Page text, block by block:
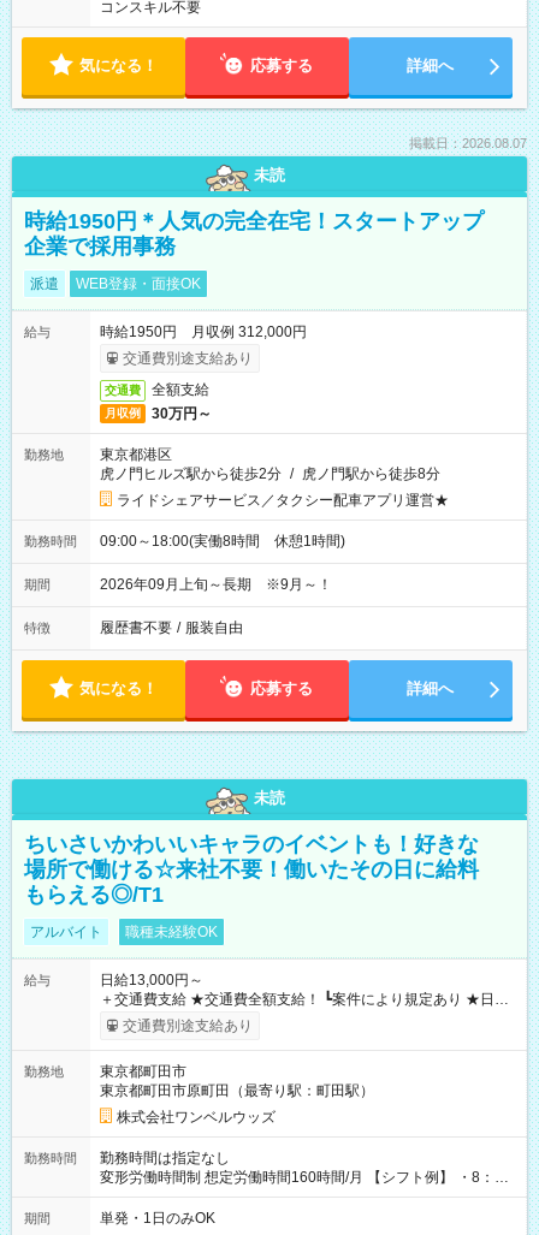
コンスキル不要
気になる！ 応募する 詳細へ
掲載日：2026.08.07
未読
時給1950円＊人気の完全在宅！スタートアップ
企業で採用事務
派遣 WEB登録・面接OK
給与
時給1950円 月収例 312,000円
交通費別途支給あり
交通費 全額支給
月収例 30万円～
勤務地
東京都港区
虎ノ門ヒルズ駅から徒歩2分 / 虎ノ門駅から徒歩8分
ライドシェアサービス／タクシー配車アプリ運営★
勤務時間 09:00～18:00(実働8時間 休憩1時間)
期間 2026年09月上旬～長期 ※9月～！
特徴 履歴書不要 / 服装自由
気になる！ 応募する 詳細へ
未読
ちいさいかわいいキャラのイベントも！好きな
場所で働ける☆来社不要！働いたその日に給料
もらえる◎/T1
アルバイト 職種未経験OK
給与
日給13,000円～
＋交通費支給 ★交通費全額支給！ ┗案件により規定あり ★日払
いOK！（規定あり） ┗働いたその日に現金GET♪ お仕事後はコ
ンビニATMから 日払い分を引き落とせます！ 【試用期間】試
交通費別途支給あり
勤務地
東京都町田市
東京都町田市原町田（最寄り駅：町田駅）
株式会社ワンベルウッズ
勤務時間
勤務時間は指定なし
変形労働時間制 想定労働時間160時間/月 【シフト例】 ・8：00
～21：00
期間 単発・1日のみOK